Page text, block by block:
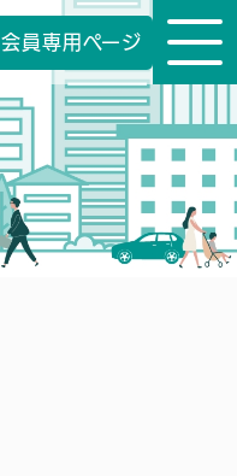
会員専用ページ